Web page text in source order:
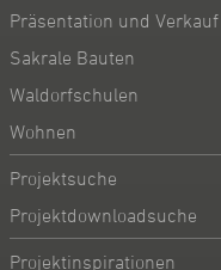
Präsentation und Verkauf
Sakrale Bauten
Waldorfschulen
Wohnen
Projektsuche
Projektdownloadsuche
Projektinspirationen